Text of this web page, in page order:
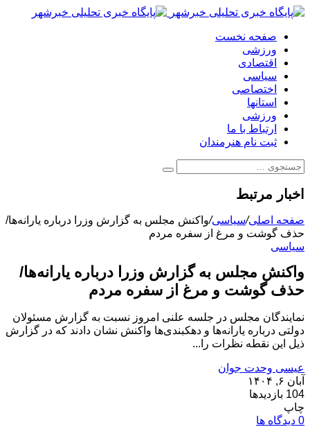
صفحه نخست
ورزشی
اقتصادی
سیاسی
اختصاصی
استانها
ورزشی
ارتباط با ما
ثبت نام هنرمندان
اخبار مرتبط
صفحه اصلی/سیاسی/واکنش مجلس به گزارش وزرا درباره یارانه‌ها/
حذف گوشت و مرغ از سفره مردم
سیاسی
واکنش مجلس به گزارش وزرا درباره یارانه‌ها/
حذف گوشت و مرغ از سفره مردم
نمایندگان مجلس در جلسه علنی امروز نسبت به گزارش مسئولان
دولتی درباره یارانه‌ها و دهکبندی‌ها واکنش نشان دادند که در گزارش
ذیل این نقطه نظرات را...
عیسی وحدت جوان
آبان ۶, ۱۴۰۴
104 بازدیدها
چاپ
0 دیدگاه ها